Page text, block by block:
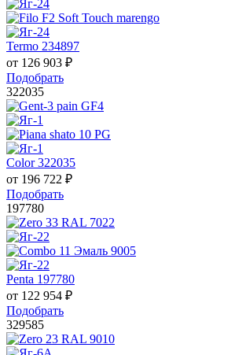
Termo 234897
от 126 903 ₽
Подобрать
322035
Color 322035
от 196 722 ₽
Подобрать
197780
Penta 197780
от 122 954 ₽
Подобрать
329585